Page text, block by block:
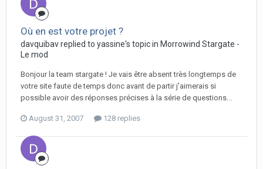
Où en est votre projet ?
davquibav replied to yassine's topic in Morrowind Stargate -
Le mod
Bonjour la team stargate ! Je vais être absent très longtemps de
votre site faute de temps donc avant de partir j'aimerais si
possible avoir des réponses précises à la série de questions...
August 31, 2007 128 replies